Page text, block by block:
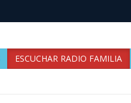
ESCUCHAR RADIO FAMILIA